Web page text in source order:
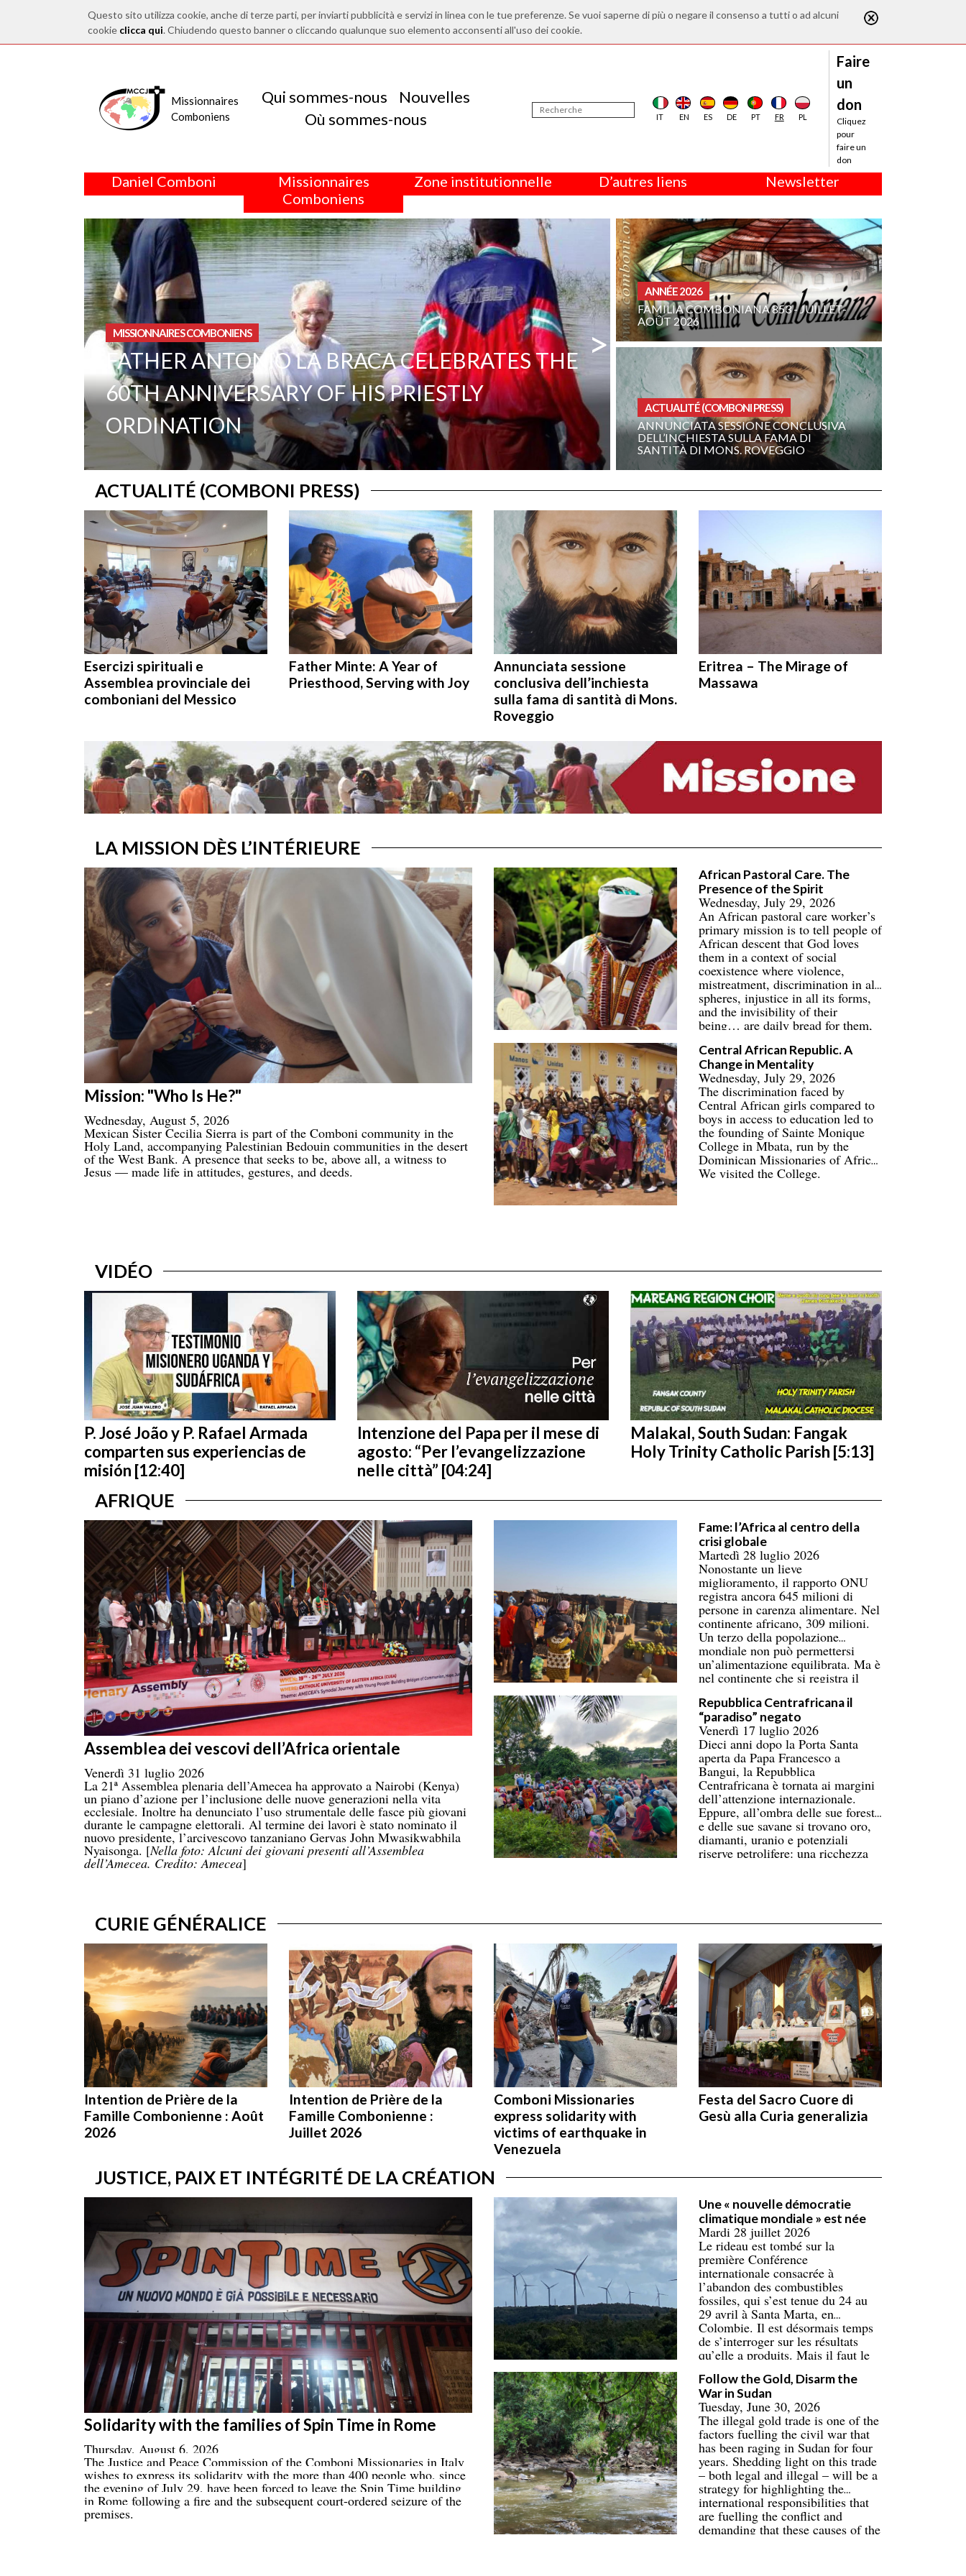
Questo sito utilizza cookie, anche di terze parti, per inviarti pubblicità e servizi in linea con le tue preferenze. Se vuoi saperne di più o negare il consenso a tutti o ad alcuni
cookie clicca qui. Chiudendo questo banner o cliccando qualunque suo elemento acconsenti all'uso dei cookie.
Missionnaires
Comboniens
Qui sommes-nous
Nouvelles
Où sommes-nous
IT EN ES DE PT FR PL
Faire
un
don
Cliquez
pour
faire un
don
Daniel Comboni
Missionnaires
Comboniens
Zone institutionnelle D’autres liens Newsletter
< MISSIONNAIRES COMBONIENS
FATHER ANTONIO LA BRACA CELEBRATES THE
60TH ANNIVERSARY OF HIS PRIESTLY
ORDINATION
>
ANNÉE 2026
FAMILIA COMBONIANA 853 - JUILLET-
AOÛT 2026
ACTUALITÉ (COMBONI PRESS)
ANNUNCIATA SESSIONE CONCLUSIVA
DELL’INCHIESTA SULLA FAMA DI
SANTITÀ DI MONS. ROVEGGIO
ACTUALITÉ (COMBONI PRESS)
Esercizi spirituali e
Assemblea provinciale dei
comboniani del Messico
Father Minte: A Year of
Priesthood, Serving with Joy
Annunciata sessione
conclusiva dell’inchiesta
sulla fama di santità di Mons.
Roveggio
Eritrea – The Mirage of
Massawa
LA MISSION DÈS L’INTÉRIEURE
Mission: "Who Is He?"
Wednesday, August 5, 2026
Mexican Sister Cecilia Sierra is part of the Comboni community in the
Holy Land, accompanying Palestinian Bedouin communities in the desert
of the West Bank. A presence that seeks to be, above all, a witness to
Jesus — made life in attitudes, gestures, and deeds.
African Pastoral Care. The
Presence of the Spirit
Wednesday, July 29, 2026
An African pastoral care worker’s
primary mission is to tell people of
African descent that God loves
them in a context of social
coexistence where violence,
mistreatment, discrimination in all
spheres, injustice in all its forms,
and the invisibility of their
being… are daily bread for them,
communities.
Central African Republic. A
Change in Mentality
Wednesday, July 29, 2026
The discrimination faced by
Central African girls compared to
boys in access to education led to
the founding of Sainte Monique
College in Mbata, run by the
Dominican Missionaries of Africa.
We visited the College.
VIDÉO
P. José João y P. Rafael Armada
comparten sus experiencias de
misión [12:40]
Intenzione del Papa per il mese di
agosto: “Per l’evangelizzazione
nelle città” [04:24]
Malakal, South Sudan: Fangak
Holy Trinity Catholic Parish [5:13]
AFRIQUE
Assemblea dei vescovi dell’Africa orientale
Venerdì 31 luglio 2026
La 21ª Assemblea plenaria dell’Amecea ha approvato a Nairobi (Kenya)
un piano d’azione per l’inclusione delle nuove generazioni nella vita
ecclesiale. Inoltre ha denunciato l’uso strumentale delle fasce più giovani
durante le campagne elettorali. Al termine dei lavori è stato nominato il
nuovo presidente, l’arcivescovo tanzaniano Gervas John Mwasikwabhila
Nyaisonga. [Nella foto: Alcuni dei giovani presenti all’Assemblea
dell’Amecea. Credito: Amecea]
Fame: l’Africa al centro della
crisi globale
Martedì 28 luglio 2026
Nonostante un lieve
miglioramento, il rapporto ONU
registra ancora 645 milioni di
persone in carenza alimentare. Nel
continente africano, 309 milioni.
Un terzo della popolazione
mondiale non può permettersi
un’alimentazione equilibrata. Ma è
nel continente che si registra il
coinvolte, superando ormai l’Asia.
Donne e bambini pagano il prezzo
più alto. La carenza di
infrastrutture nella catena del
freddo fa perdere oltre un terzo
della produzione di frutta, verdura,
pesce e latticini.
Repubblica Centrafricana il
“paradiso” negato
Venerdì 17 luglio 2026
Dieci anni dopo la Porta Santa
aperta da Papa Francesco a
Bangui, la Repubblica
Centrafricana è tornata ai margini
dell’attenzione internazionale.
Eppure, all’ombra delle sue foreste
e delle sue savane si trovano oro,
diamanti, uranio e potenziali
riserve petrolifere: una ricchezza
CURIE GÉNÉRALICE
Intention de Prière de la
Famille Combonienne : Août
2026
Intention de Prière de la
Famille Combonienne :
Juillet 2026
Comboni Missionaries
express solidarity with
victims of earthquake in
Venezuela
Festa del Sacro Cuore di
Gesù alla Curia generalizia
JUSTICE, PAIX ET INTÉGRITÉ DE LA CRÉATION
Solidarity with the families of Spin Time in Rome
Thursday, August 6, 2026
The Justice and Peace Commission of the Comboni Missionaries in Italy
wishes to express its solidarity with the more than 400 people who, since
the evening of July 29, have been forced to leave the Spin Time building
in Rome following a fire and the subsequent court-ordered seizure of the
premises.
Une « nouvelle démocratie
climatique mondiale » est née
Mardi 28 juillet 2026
Le rideau est tombé sur la
première Conférence
internationale consacrée à
l’abandon des combustibles
fossiles, qui s’est tenue du 24 au
29 avril à Santa Marta, en
Colombie. Il est désormais temps
de s’interroger sur les résultats
qu’elle a produits. Mais il faut le
prochain rendez-vous est fixé à
Tuvalu, en 2027.
Follow the Gold, Disarm the
War in Sudan
Tuesday, June 30, 2026
The illegal gold trade is one of the
factors fuelling the civil war that
has been raging in Sudan for four
years. Shedding light on this trade
– both legal and illegal – will be a
strategy for highlighting the
international responsibilities that
are fuelling the conflict and
demanding that these causes of the